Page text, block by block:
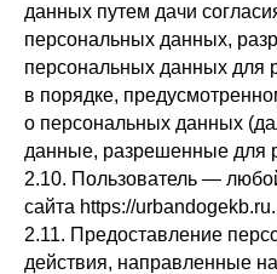
данных путем дачи
персональных данных,
персональных данных для
в порядке,
о персональных данных
данные, разрешенные для
2.10. Пользователь —
сайта https://urbandogekb.ru.
2.11. Предоставление
действия, направленные